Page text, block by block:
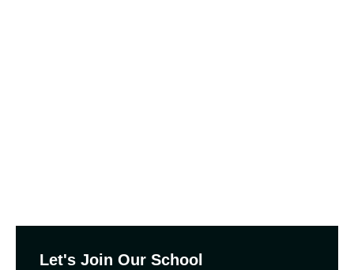
Let's Join Our School